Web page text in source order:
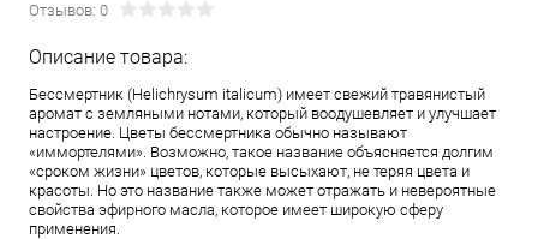
Отзывов: 0
Описание товара:
Бессмертник (Helichrysum italicum) имеет свежий травянистый
аромат с земляными нотами, который воодушевляет и улучшает
настроение. Цветы бессмертника обычно называют
«иммортелями». Возможно, такое название объясняется долгим
«сроком жизни» цветов, которые высыхают, не теряя цвета и
красоты. Но это название также может отражать и невероятные
свойства эфирного масла, которое имеет широкую сферу
применения.